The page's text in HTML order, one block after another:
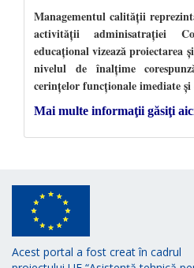
Managementul calităţii
activităţii adminisatraţiei
educaţional vizează proiectarea
nivelul de înalţime
cerinţelor funcţionale imediate şi
Mai multe informaţii găsiţi
Acest portal a fost creat în cadrul